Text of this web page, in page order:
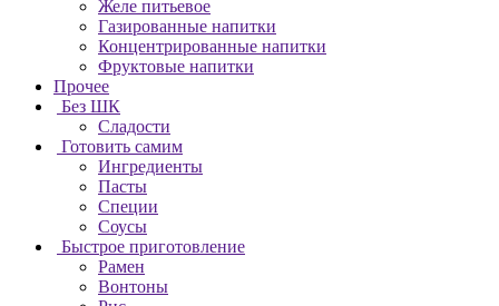
Желе питьевое
Газированные напитки
Концентрированные напитки
Фруктовые напитки
Прочее
Без ШК
Сладости
Готовить самим
Ингредиенты
Пасты
Специи
Соусы
Быстрое приготовление
Рамен
Вонтоны